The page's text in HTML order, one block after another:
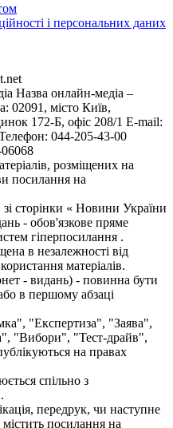
і персональних даних
Назва онлайн-медіа –
02091, місто Київ,
172-Б, офіс 208/1 E-mail:
044-205-43-00
06068
розміщених на
посилання на
сторінки « Новини України
- обов'язкове пряме
гіперпосилання .
в незалежності від
матеріалів.
- видань) - повинна бути
в першому абзаці
"Експертиза", "Заява",
"Вибори", "Тест-драйв",
на правах
спільно з
передрук, чи наступне
посилання на